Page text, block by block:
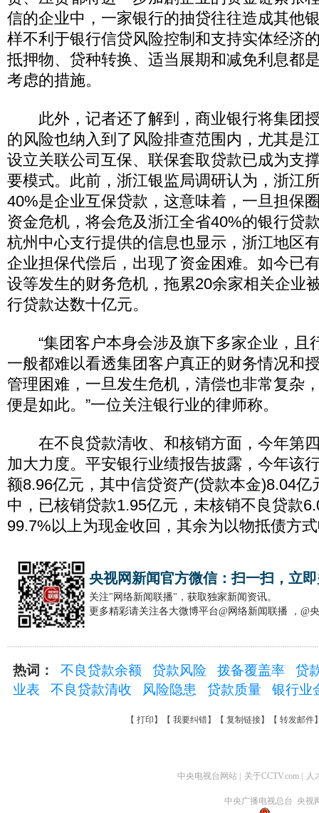
信的企业中，一家银行的抽贷往往造成其他
样不利于银行信贷风险控制和支持实体经济
抵押物、贷种转换、适当展期和减免利息都
考虑的措施。
此外，记者还了解到，商业银行将集团
的风险也纳入到了风险排查范围内，尤其是
设立关联公司互保、联保套取贷款已成为支
要模式。此前，浙江银监局调研认为，浙江
40%是企业互保贷款，这意味着，一旦担保
资金危机，将会危及浙江全省40%的银行贷
杭州中心支行提供的信息也显示，浙江地区
企业担保代偿后，出现了资金困难。如今已
设等发生的财务危机，拖累20余家相关企业
行贷款达数十亿元。
“集团客户本身会涉及旗下多家企业，且
一般都难以看透集团客户真正的财务情况和
管理困难，一旦发生危机，清偿也非常复杂
便是如此。”一位关注银行业的律师称。
在不良贷款清收、和核销方面，今年第
加大力度。平安银行业绩报告披露，今年该
额8.96亿元，其中信贷资产(贷款本金)8.04亿
中，已核销贷款1.95亿元，未核销不良贷款
99.7%以上为现金收回，其余为以物抵债方
央视网新闻官方微信：扫一扫，立
关注"网络新闻联播"，获取独家新闻资讯。
更多精彩请关注各大微博平台@网络新闻联播 ，@
热词： 不良贷款余额 贷款风险 拨备覆盖率
贷
业表
不良贷款清收 风险隐患 贷款质量 银行业
【 打印 】【 我要纠错】【 复制链接】【 转发邮件
中央电视台网站 关于CCTV.com 人
中央广播电视总台 央视